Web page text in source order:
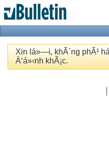
Xin lá»—i, khÃ´ng phÃ¹
Ä‘á»‹nh khÃ¡c.